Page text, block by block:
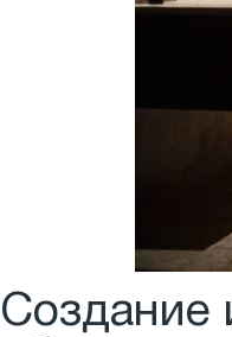
Создание